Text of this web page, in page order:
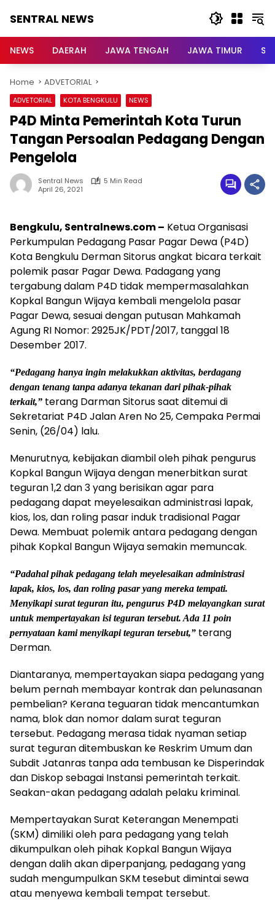
SENTRAL NEWS
NEWS
NEWS DAERAH JAWA TENGAH JAWA TIMUR
Home ADVETORIAL
ADVETORIAL KOTA BENGKULU NEWS
P4D Minta Pemerintah Kota Turun
Tangan Persoalan Pedagang Dengan
Pengelola
Sentral News
5 Min Read
April 26, 2021
Bengkulu, Sentralnews.com – Ketua Organisasi
Perkumpulan Pedagang Pasar Pagar Dewa (P4D)
Kota Bengkulu Derman Sitorus angkat bicara terkait
polemik pasar Pagar Dewa. Padagang yang
tergabung dalam P4D tidak mempermasalahkan
Kopkal Bangun Wijaya kembali mengelola pasar
Pagar Dewa, sesuai dengan putusan Mahkamah
Agung RI Nomor: 2925JK/PDT/2017, tanggal 18
Desember 2017.
“Pedagang hanya ingin melakukkan aktivitas, berdagang
dengan tenang tanpa adanya tekanan dari pihak-pihak
terkait,” terang Darman Sitorus saat ditemui di
Sekretariat P4D Jalan Aren No 25, Cempaka Permai
Senin, (26/04) lalu.
Menurutnya, kebijakan diambil oleh pihak pengurus
Kopkal Bangun Wijaya dengan menerbitkan surat
teguran 1,2 dan 3 yang berisikan agar para
pedagang dapat meyelesaikan administrasi lapak,
kios, los, dan roling pasar induk tradisional Pagar
Dewa. Membuat polemik antara pedagang dengan
pihak Kopkal Bangun Wijaya semakin memuncak.
“Padahal pihak pedagang telah meyelesaikan administrasi
lapak, kios, los, dan roling pasar yang mereka tempati.
Menyikapi surat teguran itu, pengurus P4D melayangkan surat
untuk mempertayakan isi teguran tersebut. Ada 11 poin
pernyataan kami menyikapi teguran tersebut,” terang
Derman.
Diantaranya, mempertayakan siapa pedagang yang
belum pernah membayar kontrak dan pelunasanan
pembelian? Kerana teguaran tidak mencantumkan
nama, blok dan nomor dalam surat teguran
tersebut. Pedagang merasa tidak nyaman setiap
surat teguran ditembuskan ke Reskrim Umum dan
Subdit Jatanras tanpa ada tembusan ke Disperindak
dan Diskop sebagai Instansi pemerintah terkait.
Seakan-akan pedagang adalah pelaku kriminal.
Mempertayakan Surat Keterangan Menempati
(SKM) dimiliki oleh para pedagang yang telah
dikumpulkan oleh pihak Kopkal Bangun Wijaya
dengan dalih akan diperpanjang, pedagang yang
sudah mengumpulkan SKM tesebut dimintai sewa
atau menyewa kembali tempat tersebut.